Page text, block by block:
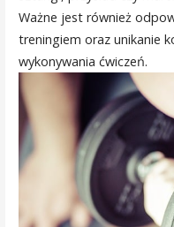
Ważne jest również
treningiem oraz unikanie
wykonywania ćwiczeń.